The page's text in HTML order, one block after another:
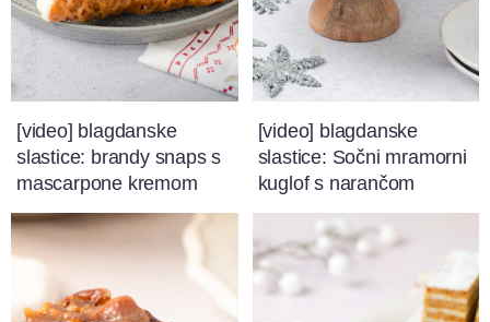
[video] blagdanske
slastice: brandy snaps s
mascarpone kremom
[video] blagdanske
slastice: Sočni mramorni
kuglof s narančom